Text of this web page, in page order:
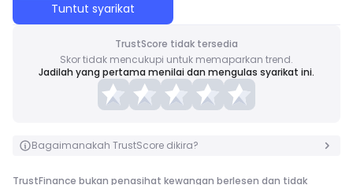
Tuntut syarikat
TrustScore tidak tersedia
Skor tidak mencukupi untuk memaparkan trend.
Jadilah yang pertama menilai dan mengulas syarikat ini.
Bagaimanakah TrustScore dikira?
TrustFinance bukan penasihat kewangan berlesen dan tidak